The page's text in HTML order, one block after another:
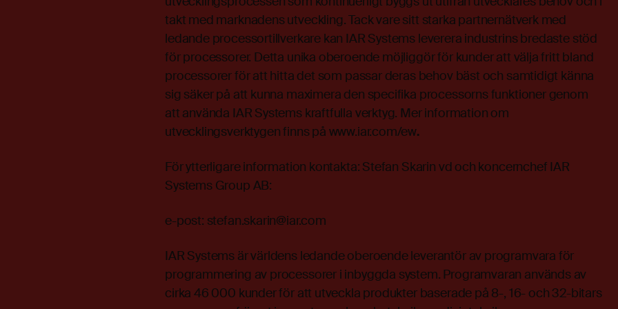
takt med marknadens utveckling. Tack vare sitt starka partnernätverk med
ledande processortillverkare kan IAR Systems leverera industrins bredaste stöd
för processorer. Detta unika oberoende möjliggör för kunder att välja fritt bland
processorer för att hitta det som passar deras behov bäst och samtidigt känna
sig säker på att kunna maximera den specifika processorns funktioner genom
att använda IAR Systems kraftfulla verktyg. Mer information om
utvecklingsverktygen finns på www.iar.com/ew.
För ytterligare information kontakta: Stefan Skarin vd och koncernchef IAR
Systems Group AB:
e-post: stefan.skarin@iar.com
IAR Systems är världens ledande oberoende leverantör av programvara för
programmering av processorer i inbyggda system. Programvaran används av
cirka 46 000 kunder för att utveckla produkter baserade på 8-, 16- och 32-bitars